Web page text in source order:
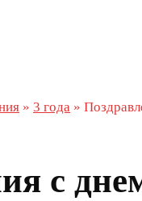
» 3 года »
с